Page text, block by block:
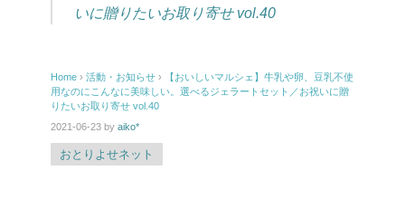
いに贈りたいお取り寄せ vol.40
Home › 活動・お知らせ ›
【おいしいマルシェ】牛乳や卵、豆乳不使
用なのにこんなに美味しい。選べるジェラートセット／お祝いに贈
りたいお取り寄せ vol.40
2021-06-23 by aiko*
おとりよせネット